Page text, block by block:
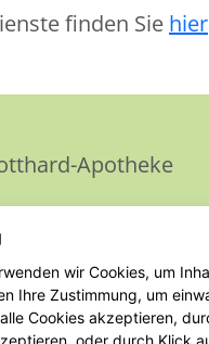
finden Sie hier
Apotheke
wir Cookies, um
Ihre Zustimmung, um
alle Cookies akzeptieren,
oder durch Klick